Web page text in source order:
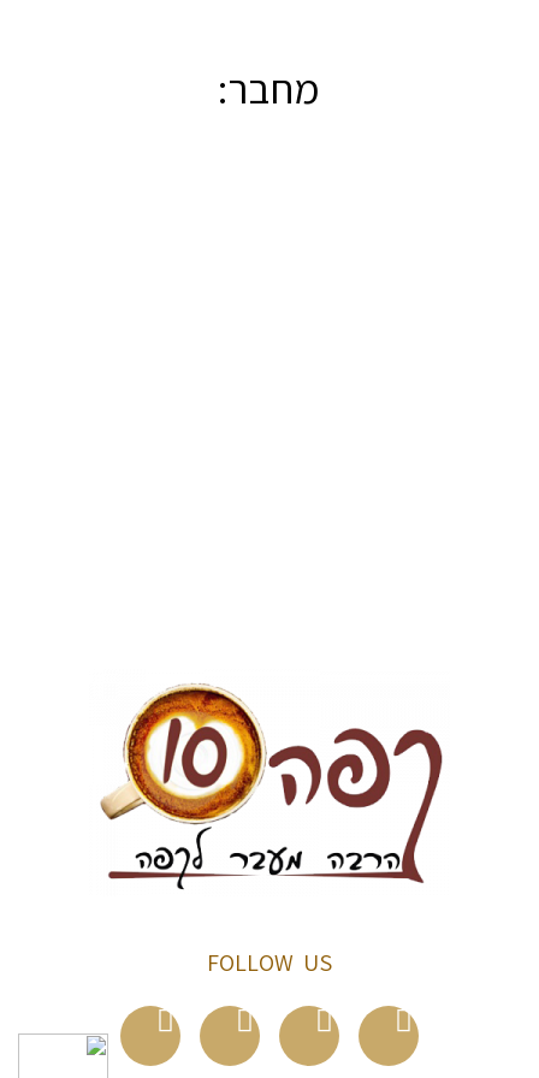
מחבר:
FOLLOW US